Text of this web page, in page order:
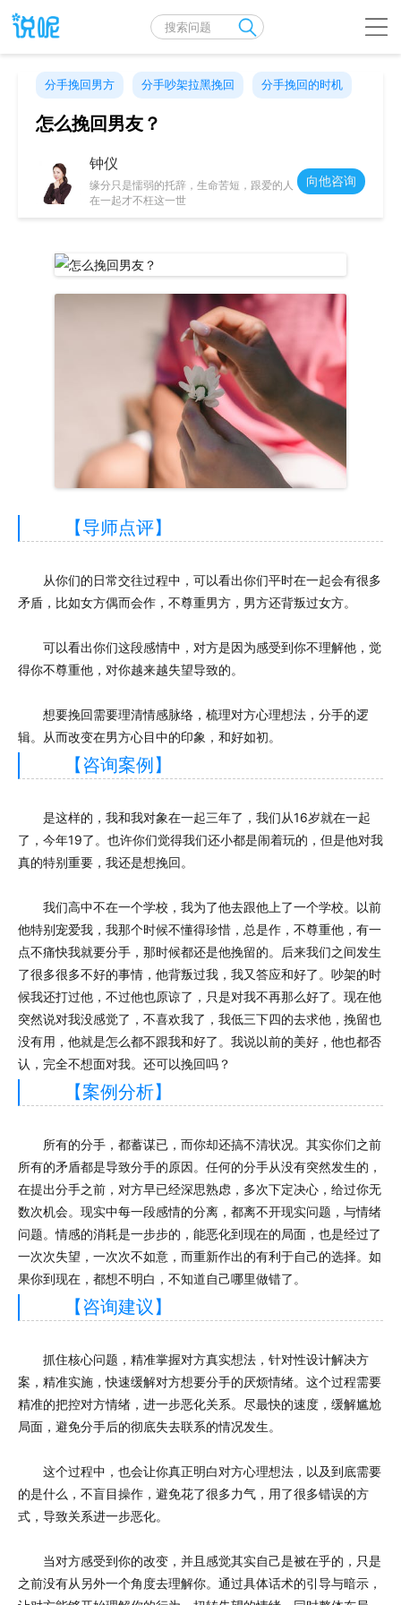
分手挽回男方 分手吵架拉黑挽回 分手挽回的时机
怎么挽回男友？
钟仪
缘分只是懦弱的托辞，生命苦短，跟爱的人
在一起才不枉这一世
向他咨询
【导师点评】
从你们的日常交往过程中，可以看出你们平时在一起会有很多
矛盾，比如女方偶而会作，不尊重男方，男方还背叛过女方。
可以看出你们这段感情中，对方是因为感受到你不理解他，觉
得你不尊重他，对你越来越失望导致的。
想要挽回需要理清情感脉络，梳理对方心理想法，分手的逻
辑。从而改变在男方心目中的印象，和好如初。
【咨询案例】
是这样的，我和我对象在一起三年了，我们从16岁就在一起
了，今年19了。也许你们觉得我们还小都是闹着玩的，但是他对我
真的特别重要，我还是想挽回。
我们高中不在一个学校，我为了他去跟他上了一个学校。以前
他特别宠爱我，我那个时候不懂得珍惜，总是作，不尊重他，有一
点不痛快我就要分手，那时候都还是他挽留的。后来我们之间发生
了很多很多不好的事情，他背叛过我，我又答应和好了。吵架的时
候我还打过他，不过他也原谅了，只是对我不再那么好了。现在他
突然说对我没感觉了，不喜欢我了，我低三下四的去求他，挽留也
没有用，他就是怎么都不跟我和好了。我说以前的美好，他也都否
认，完全不想面对我。还可以挽回吗？
【案例分析】
所有的分手，都蓄谋已，而你却还搞不清状况。其实你们之前
所有的矛盾都是导致分手的原因。任何的分手从没有突然发生的，
在提出分手之前，对方早已经深思熟虑，多次下定决心，给过你无
数次机会。现实中每一段感情的分离，都离不开现实问题，与情绪
问题。情感的消耗是一步步的，能恶化到现在的局面，也是经过了
一次次失望，一次次不如意，而重新作出的有利于自己的选择。如
果你到现在，都想不明白，不知道自己哪里做错了。
【咨询建议】
抓住核心问题，精准掌握对方真实想法，针对性设计解决方
案，精准实施，快速缓解对方想要分手的厌烦情绪。这个过程需要
精准的把控对方情绪，进一步恶化关系。尽最快的速度，缓解尴尬
局面，避免分手后的彻底失去联系的情况发生。
这个过程中，也会让你真正明白对方心理想法，以及到底需要
的是什么，不盲目操作，避免花了很多力气，用了很多错误的方
式，导致关系进一步恶化。
当对方感受到你的改变，并且感觉其实自己是被在乎的，只是
之前没有从另外一个角度去理解你。通过具体话术的引导与暗示，